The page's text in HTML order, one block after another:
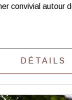
convivial autour
DÉTAILS